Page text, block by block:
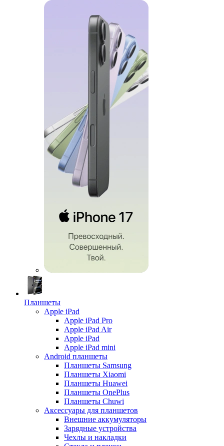
Планшеты
Apple iPad
Apple iPad Pro
Apple iPad Air
Apple iPad
Apple iPad mini
Android планшеты
Планшеты Samsung
Планшеты Xiaomi
Планшеты Huawei
Планшеты OnePlus
Планшеты Chuwi
Аксессуары для планшетов
Внешние аккумуляторы
Зарядные устройства
Чехлы и накладки